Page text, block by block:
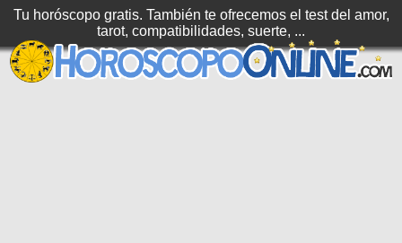
Tu horóscopo gratis. También te ofrecemos el test del amor,
tarot, compatibilidades, suerte, ...